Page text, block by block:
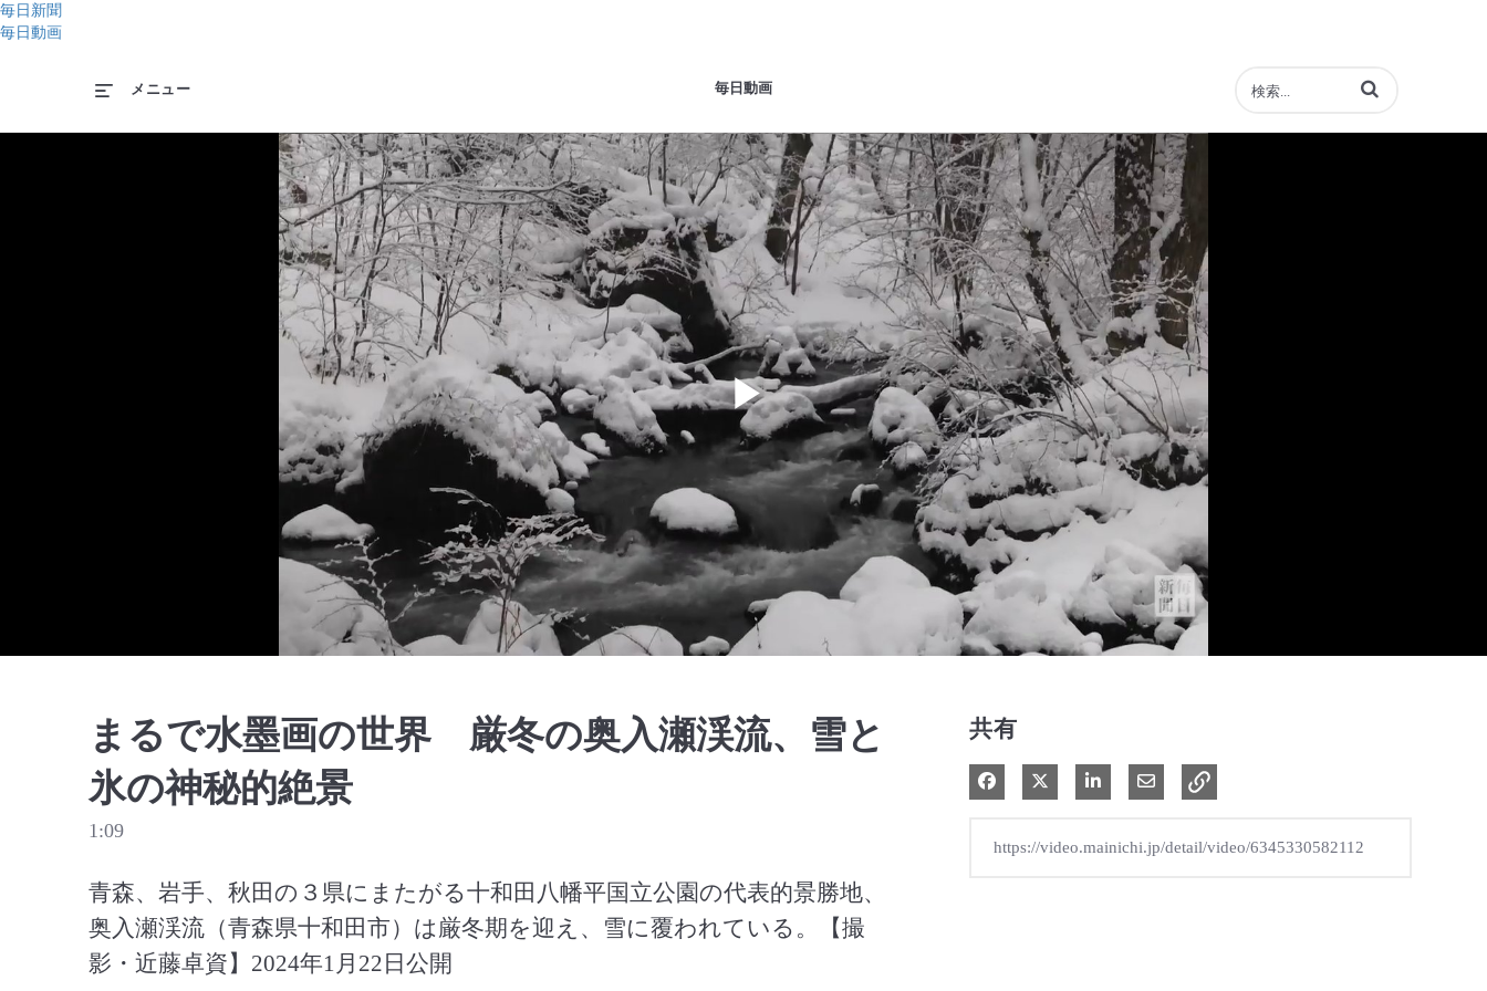
毎日新聞
毎日動画
毎日動画
メニュー 動画の検索語句を入力
Play
Video
まるで水墨画の世界 厳冬の奥入瀬渓流、雪と
氷の神秘的絶景
1:09
青森、岩手、秋田の３県にまたがる十和田八幡平国立公園の代表的景勝地、
奥入瀬渓流（青森県十和田市）は厳冬期を迎え、雪に覆われている。【撮
影・近藤卓資】2024年1月22日公開
共有
Facebook で共有
Xで共有する
LinkedIn で共有電子メールで共有